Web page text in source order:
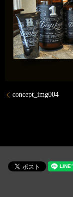
concept_img004